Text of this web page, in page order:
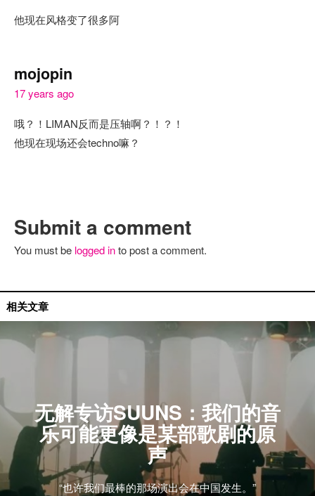
他现在风格变了很多阿
mojopin
17 years ago
哦？！LIMAN反而是压轴啊？！？！
他现在现场还会techno嘛？
Submit a comment
You must be logged into post a comment.
相关文章
无解专访SUUNS：我们的音
乐可能更像是某部歌剧的原
声
“也许我们最棒的那场演出会在中国发生。”
国外艺人